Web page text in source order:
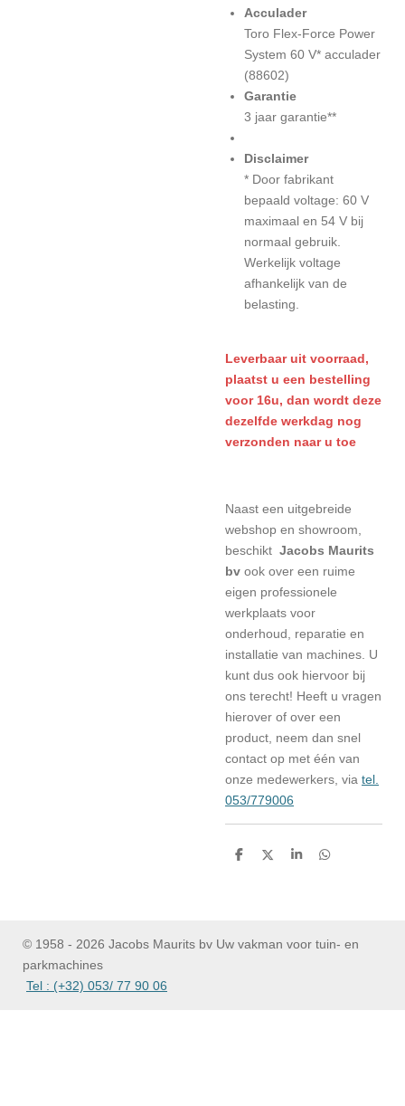
Acculader
Toro Flex-Force Power
System 60 V* acculader
(88602)
Garantie
3 jaar garantie**
Disclaimer
* Door fabrikant
bepaald voltage: 60 V
maximaal en 54 V bij
normaal gebruik.
Werkelijk voltage
afhankelijk van de
belasting.
Leverbaar uit voorraad,
plaatst u een bestelling
voor 16u, dan wordt deze
dezelfde werkdag nog
verzonden naar u toe
Naast een uitgebreide
webshop en showroom,
beschikt Jacobs Maurits
bv ook over een ruime
eigen professionele
werkplaats voor
onderhoud, reparatie en
installatie van machines. U
kunt dus ook hiervoor bij
ons terecht! Heeft u vragen
hierover of over een
product, neem dan snel
contact op met één van
onze medewerkers, via tel.
053/779006
D
D
S
D
© 1958 - 2026 Jacobs Maurits bv Uw vakman voor tuin- en
parkmachines
Tel : (+32) 053/ 77 90 06